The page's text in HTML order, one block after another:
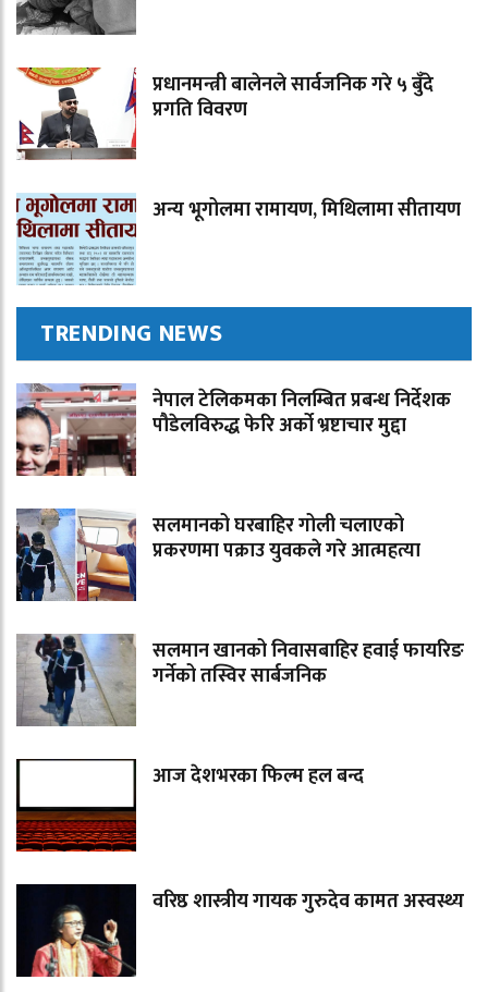
प्रधानमन्त्री बालेनले सार्वजनिक गरे ५ बुँदे
प्रगति विवरण
अन्य भूगोलमा रामायण, मिथिलामा सीतायण
TRENDING NEWS
नेपाल टेलिकमका निलम्बित प्रबन्ध निर्देशक
पौडेलविरुद्ध फेरि अर्को भ्रष्टाचार मुद्दा
सलमानको घरबाहिर गोली चलाएको
प्रकरणमा पक्राउ युवकले गरे आत्महत्या
सलमान खानको निवासबाहिर हवाई फायरिङ
गर्नेको तस्विर सार्बजनिक
आज देशभरका फिल्म हल बन्द
वरिष्ठ शास्त्रीय गायक गुरुदेव कामत अस्वस्थ्य